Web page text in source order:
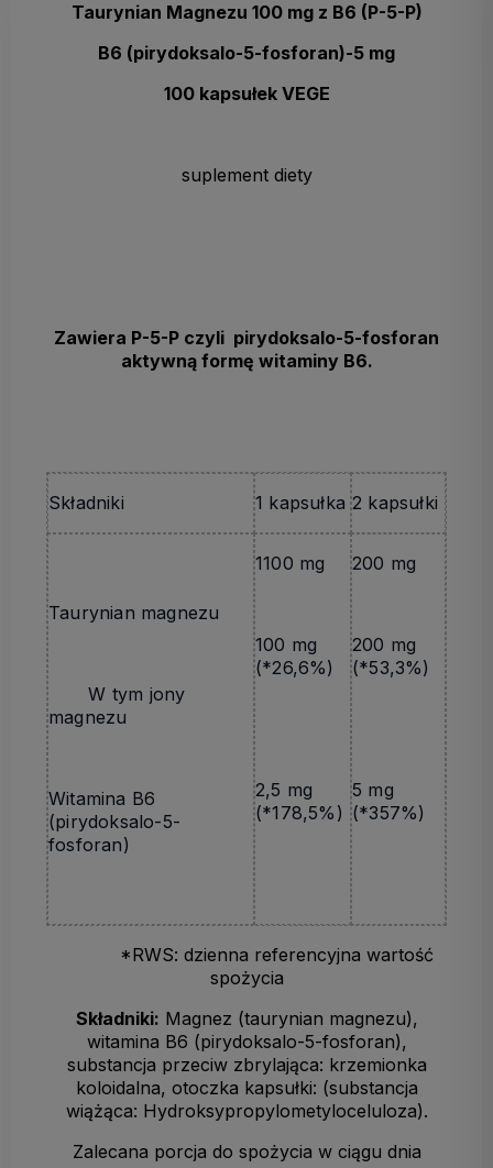
Taurynian Magnezu 100 mg z B6 (P-5-P)
B6 (pirydoksalo-5-fosforan)-5 mg
100 kapsułek VEGE
suplement diety
Zawiera P-5-P czyli pirydoksalo-5-fosforan
aktywną formę witaminy B6.
Składniki 1 kapsułka 2 kapsułki
Taurynian magnezu
W tym jony
magnezu
Witamina B6
(pirydoksalo-5-
fosforan)
1100 mg
100 mg
(*26,6%)
2,5 mg
(*178,5%)
200 mg
200 mg
(*53,3%)
5 mg
(*357%)
*RWS: dzienna referencyjna wartość
spożycia
Składniki: Magnez (taurynian magnezu),
witamina B6 (pirydoksalo-5-fosforan),
substancja przeciw zbrylająca: krzemionka
koloidalna, otoczka kapsułki: (substancja
wiążąca: Hydroksypropylometyloceluloza).
Zalecana porcja do spożycia w ciągu dnia